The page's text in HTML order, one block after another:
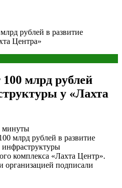
рублей в развитие
Центра»
млрд рублей
у «Лахта
минуты
млрд рублей в развитие
комплекса «Лахта Центр».
подписали